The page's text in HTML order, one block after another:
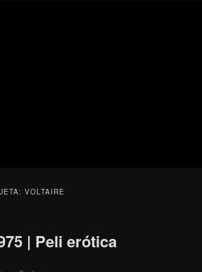
VOLTAIRE
| Peli erótica